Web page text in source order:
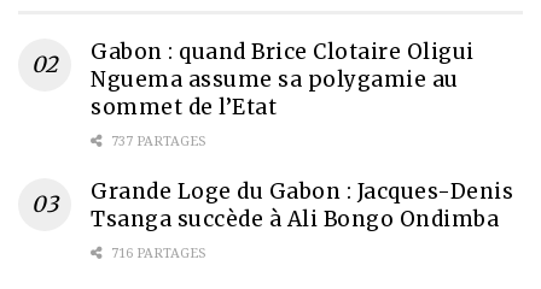
Gabon : quand Brice Clotaire Oligui
Nguema assume sa polygamie au
sommet de l’Etat
737 PARTAGES
Grande Loge du Gabon : Jacques-Denis
Tsanga succède à Ali Bongo Ondimba
716 PARTAGES